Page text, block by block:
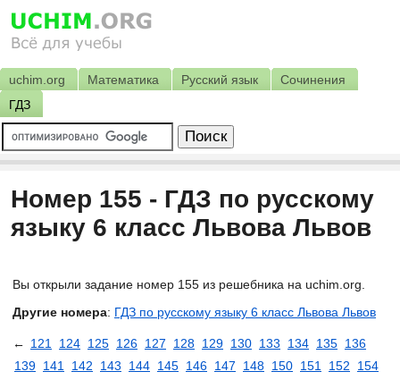
uchim.org Математика Русский язык
Сочинения
ГДЗ
Номер 155 - ГДЗ по русскому
языку 6 класс Львова Львов
Вы открыли задание номер 155 из решебника на uchim.org.
Другие номера: ГДЗ по русскому языку 6 класс Львова Львов
← 121 124 125 126 127 128 129 130 133 134 135 136
139 141 142 143 144 145 146 147 148 150 151 152
154